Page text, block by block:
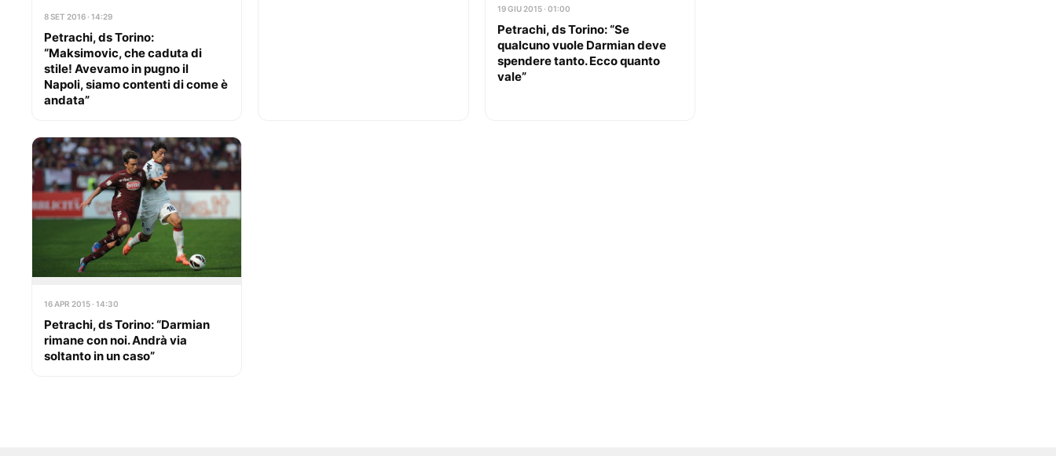
8 SET 2016 · 14:29
Petrachi, ds Torino:
“Maksimovic, che caduta di
stile! Avevamo in pugno il
Napoli, siamo contenti di come è
andata”
19 GIU 2015 · 01:00
Petrachi, ds Torino: “Se
qualcuno vuole Darmian deve
spendere tanto. Ecco quanto
vale”
16 APR 2015 · 14:30
Petrachi, ds Torino: “Darmian
rimane con noi. Andrà via
soltanto in un caso”